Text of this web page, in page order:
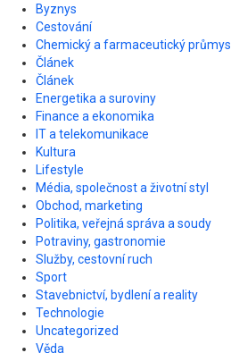
Byznys
Cestování
Chemický a farmaceutický průmysl
Článek
Článek
Energetika a suroviny
Finance a ekonomika
IT a telekomunikace
Kultura
Lifestyle
Média, společnost a životní styl
Obchod, marketing
Politika, veřejná správa a soudy
Potraviny, gastronomie
Služby, cestovní ruch
Sport
Stavebnictví, bydlení a reality
Technologie
Uncategorized
Věda